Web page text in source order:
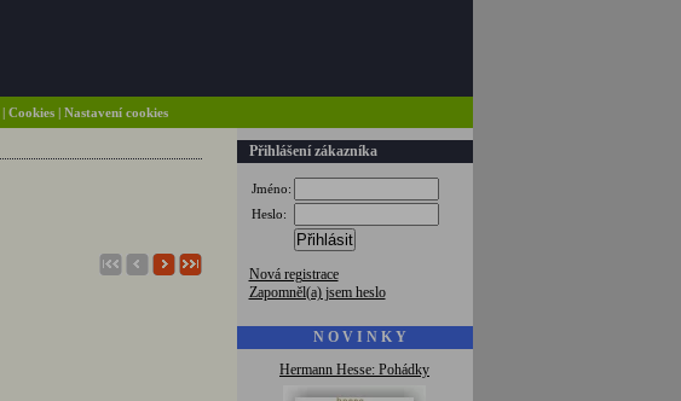
| Cookies | Nastavení cookies
Přihlášení zákazníka
Jméno:
Heslo:
Přihlásit
Nová registrace
Zapomněl(a) jsem heslo
N O V I N K Y
Hermann Hesse: Pohádky